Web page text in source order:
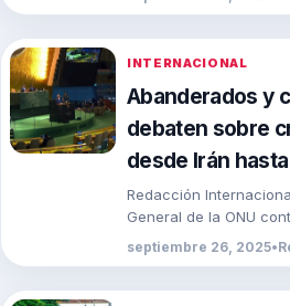
INTERNACIONAL
Abanderados y
debaten sobre
desde Irán
Redacción
General de la ONU
80º periodo de
discursos que
septiembre 26, 2025•